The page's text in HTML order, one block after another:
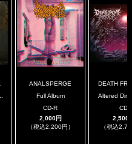
ANALSPERGE
Full Album
CD-R
2,000円
（税込2,200円）
DEATH
Altered
CD
2,500
（税込